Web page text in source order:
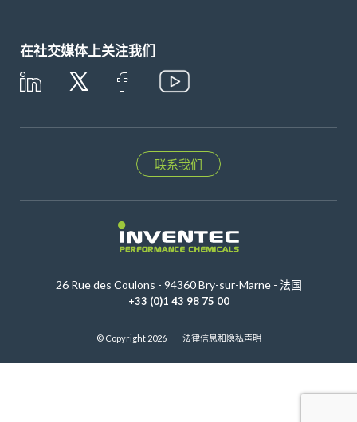
在社交媒体上关注我们
联系我们
26 Rue des Coulons - 94360 Bry-sur-Marne - 法国
+33 (0)1 43 98 75 00
© Copyright 2026 法律信息和隐私声明